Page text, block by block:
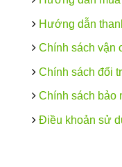
Hướng dẫn
Chính sách vận
Chính sách đổi
Chính sách bảo
Điều khoản sử